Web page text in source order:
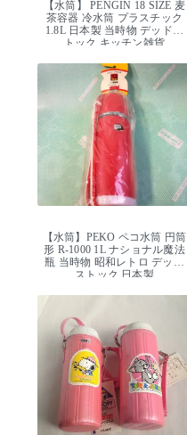
【水筒】 PENGIN 18 SIZE 麦
茶容器 冷水筒 プラスチック
1.8L 日本製 当時物 デッドス
トック キッチン雑貨
【水筒】PEKO ペコ水筒 円筒
形 R-1000 1L ナショナル魔法
瓶 当時物 昭和レトロ デッド
ストック 日本製